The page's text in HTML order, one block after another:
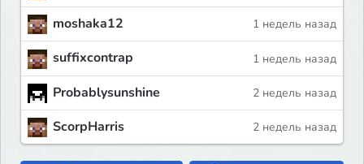
moshaka12 1 недель назад
suffixcontrap 1 недель назад
Probablysunshine 2 недель назад
ScorpHarris 2 недель назад